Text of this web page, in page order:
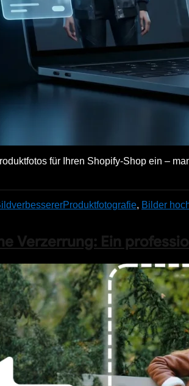
für Ihren Shopify-Shop ein –
Produktfotografie, Bilder
Verzerrung: Ein